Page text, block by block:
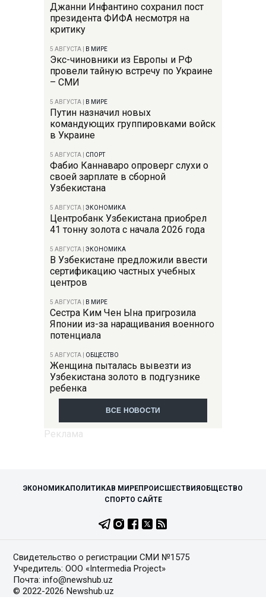
Джанни Инфантино сохранил пост
президента ФИФА несмотря на
критику
5 АВГУСТА В МИРЕ
Экс-чиновники из Европы и РФ
провели тайную встречу по Украине
– СМИ
5 АВГУСТА В МИРЕ
Путин назначил новых
командующих группировками войск
в Украине
5 АВГУСТА СПОРТ
Фабио Каннаваро опроверг слухи о
своей зарплате в сборной
Узбекистана
5 АВГУСТА ЭКОНОМИКА
Центробанк Узбекистана приобрел
41 тонну золота с начала 2026 года
5 АВГУСТА ЭКОНОМИКА
В Узбекистане предложили ввести
сертификацию частных учебных
центров
5 АВГУСТА В МИРЕ
Сестра Ким Чен Ына пригрозила
Японии из-за наращивания военного
потенциала
5 АВГУСТА ОБЩЕСТВО
Женщина пыталась вывезти из
Узбекистана золото в подгузнике
ребенка
ВСЕ НОВОСТИ
ЭКОНОМИКАПОЛИТИКАВ МИРЕПРОИСШЕСТВИЯОБЩЕСТВО
СПОРТО САЙТЕ
Свидетельство о регистрации СМИ №1575
Учредитель: ООО «Intermedia Project»
Почта: info@newshub.uz
© 2022-2026 Newshub.uz